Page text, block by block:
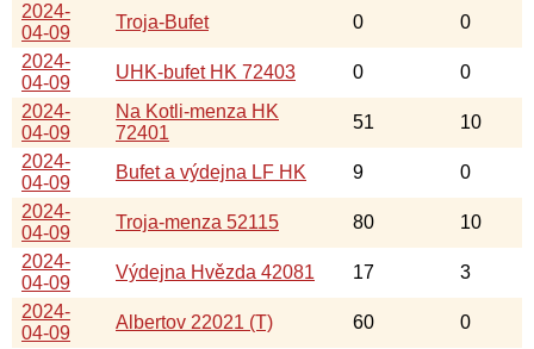
2024-
04-09
Troja-Bufet 0
0
2024-
04-09
UHK-bufet HK 72403 0
0
2024-
04-09
Na Kotli-menza HK
72401
51
10
2024-
04-09
Bufet a výdejna LF HK 9
0
2024-
04-09
Troja-menza 52115 80
10
2024-
04-09
Výdejna Hvězda 42081 17
3
2024-
04-09
Albertov 22021 (T) 60
0